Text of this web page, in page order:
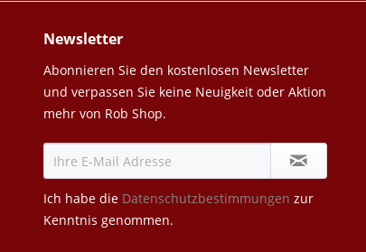
Newsletter
Abonnieren Sie den kostenlosen Newsletter
und verpassen Sie keine Neuigkeit oder Aktion
mehr von Rob Shop.
Ich habe die Datenschutzbestimmungen zur
Kenntnis genommen.